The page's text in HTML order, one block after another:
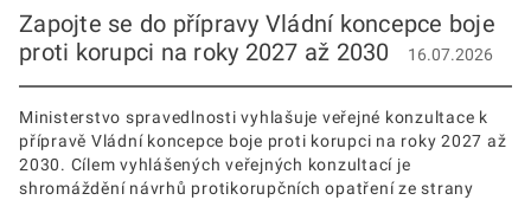
Zapojte se do přípravy Vládní koncepce boje
proti korupci na roky 2027 až 2030
16.07.2026
Ministerstvo spravedlnosti vyhlašuje veřejné konzultace k
přípravě Vládní koncepce boje proti korupci na roky 2027 až
2030. Cílem vyhlášených veřejných konzultací je
shromáždění návrhů protikorupčních opatření ze strany